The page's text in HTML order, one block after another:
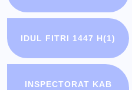
IDUL FITRI 1447 H(1)
INSPECTORAT KAB